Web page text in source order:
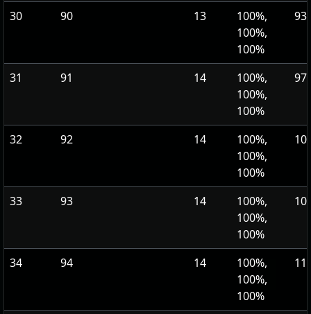
30 90 13
100%,
100%,
100%
31 91 14
100%,
100%,
100%
32 92 14
100%,
100%,
100%
33 93 14
100%,
100%,
100%
34 94 14
100%,
100%,
100%